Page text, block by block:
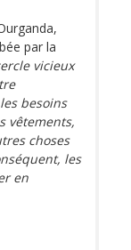
par la
vicieux
besoins
vêtements,
choses
les
en